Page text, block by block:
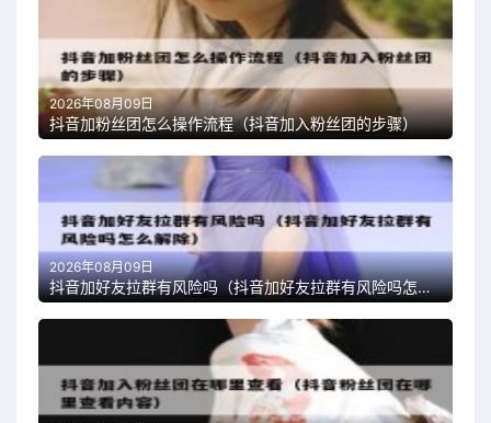
2026年08月09日
抖音加粉丝团怎么操作流程（抖音加入粉丝团的步骤）
2026年08月09日
抖音加好友拉群有风险吗（抖音加好友拉群有风险吗怎么解除）